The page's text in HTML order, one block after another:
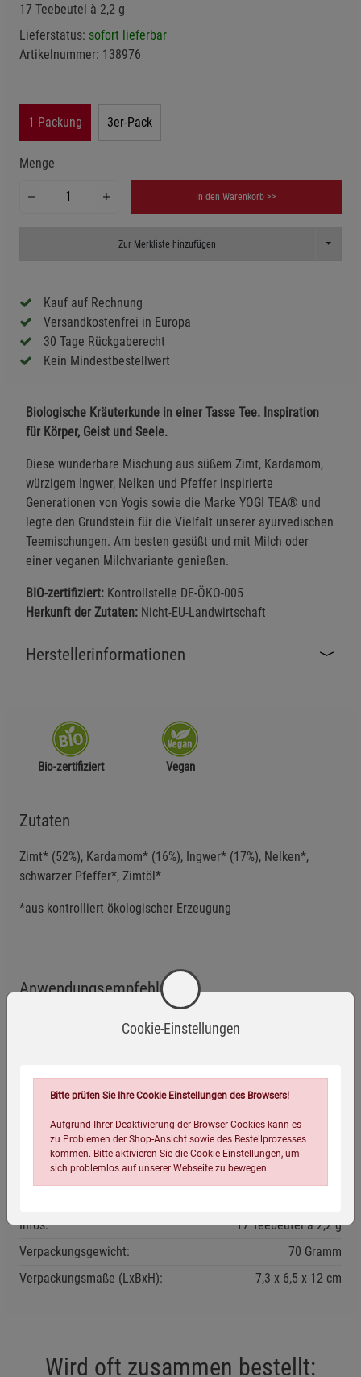
17 Teebeutel à 2,2 g
Lieferstatus: sofort lieferbar
Artikelnummer: 138976
1 Packung 3er-Pack
Menge
In den Warenkorb >>
Zur Merkliste hinzufügen Toggle
Kauf auf Rechnung
Versandkostenfrei in Europa
30 Tage Rückgaberecht
Kein Mindestbestellwert
Biologische Kräuterkunde in einer Tasse Tee. Inspiration
für Körper, Geist und Seele.
Diese wunderbare Mischung aus süßem Zimt, Kardamom,
würzigem Ingwer, Nelken und Pfeffer inspirierte
Generationen von Yogis sowie die Marke YOGI TEA® und
legte den Grundstein für die Vielfalt unserer ayurvedischen
Teemischungen. Am besten gesüßt und mit Milch oder
einer veganen Milchvariante genießen.
BIO-zertifiziert: Kontrollstelle DE-ÖKO-005
Herkunft der Zutaten: Nicht-EU-Landwirtschaft
Herstellerinformationen
Bio-zertifiziert Vegan
Zutaten
Zimt* (52%), Kardamom* (16%), Ingwer* (17%), Nelken*,
schwarzer Pfeffer*, Zimtöl*
*aus kontrolliert ökologischer Erzeugung
Anwendungsempfehlung
Teebeutel mit 250 ml kochendem Wasser übergießen und
Kühl und trocken lagern.
Eigenschaften
Infos:
17 Teebeutel à 2,2 g
Verpackungsgewicht:
70 Gramm
Verpackungsmaße (LxBxH):
7,3 6,5 12 cm
Wird oft zusammen bestellt:
Cookie-Einstellungen
Bitte prüfen Sie Ihre Cookie Einstellungen des Browsers!
Aufgrund Ihrer Deaktivierung der Browser-Cookies kann es
zu Problemen der Shop-Ansicht sowie des Bestellprozesses
kommen. Bitte aktivieren Sie die Cookie-Einstellungen, um
sich problemlos auf unserer Webseite zu bewegen.
Zurück Einstellungen speichern für die Gruppe
Einwilligung nicht erteilen